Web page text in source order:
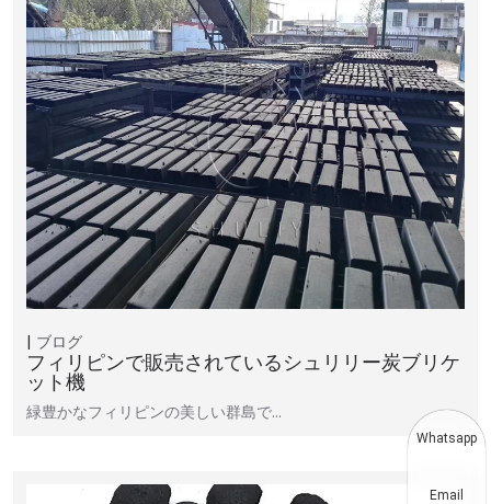
ブログ
フィリピンで販売されているシュリリー炭ブリケ
ット機
緑豊かなフィリピンの美しい群島で…
Whatsapp
Email